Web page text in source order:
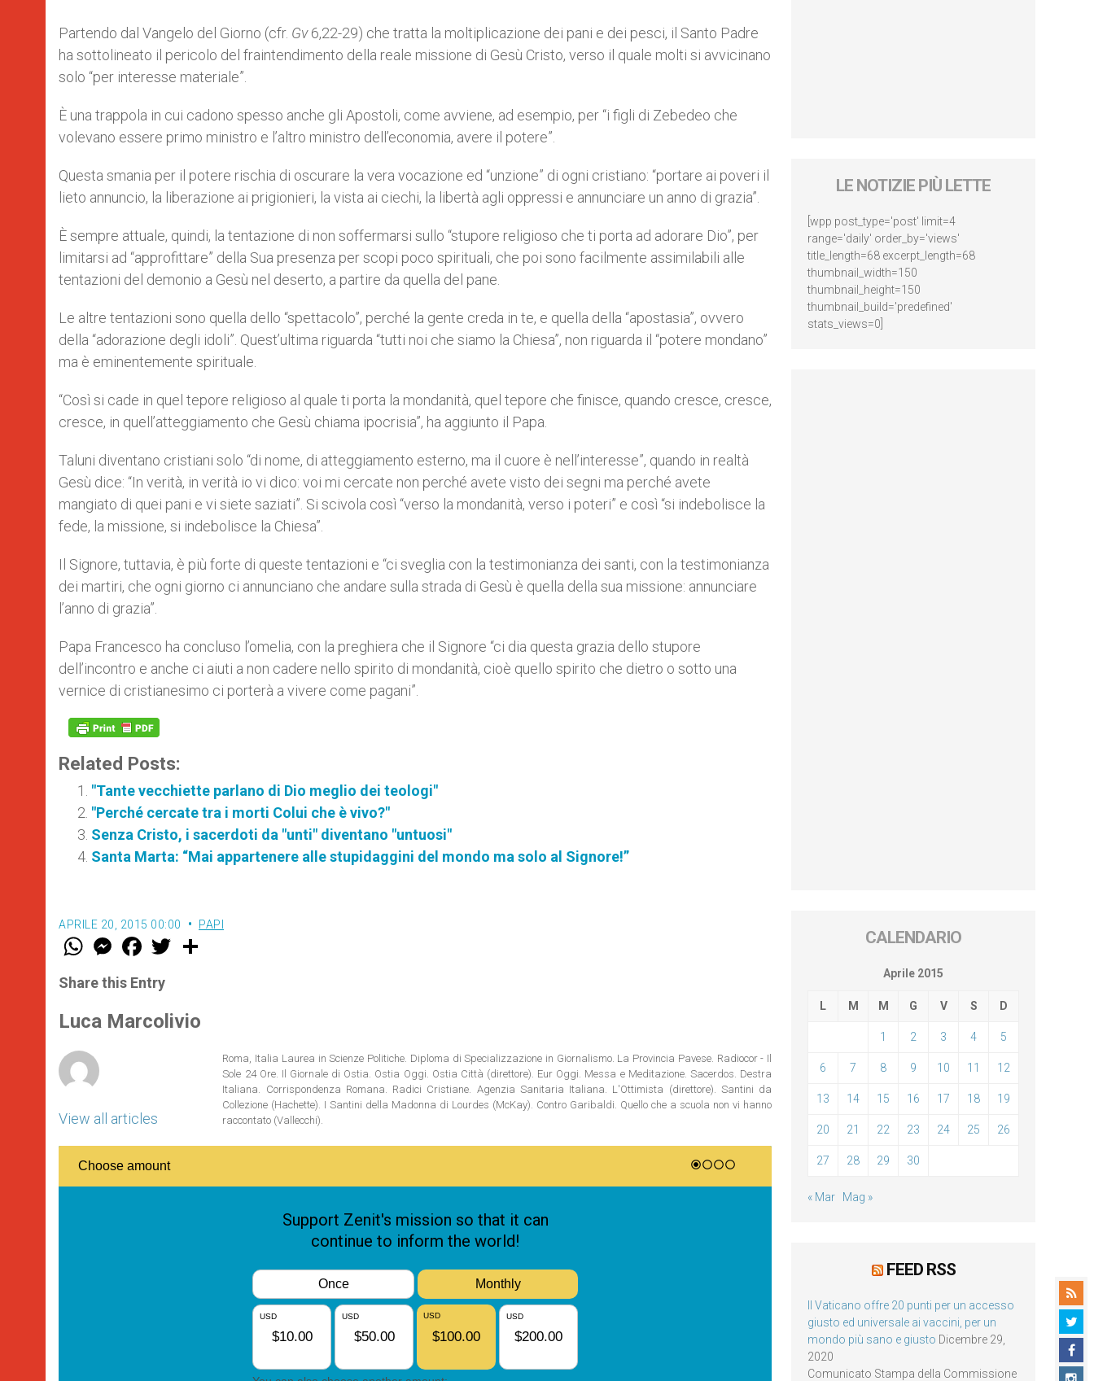
Partendo dal Vangelo del Giorno (cfr. Gv6,22-29) che tratta la moltiplicazione dei pani e dei pesci, il Santo Padre
ha sottolineato il pericolo del fraintendimento della reale missione di Gesù Cristo, verso il quale molti si avvicinano
solo “per interesse materiale”.
È una trappola in cui cadono spesso anche gli Apostoli, come avviene, ad esempio, per “i figli di Zebedeo che
volevano essere primo ministro e l’altro ministro dell’economia, avere il potere”.
Questa smania per il potere rischia di oscurare la vera vocazione ed “unzione” di ogni cristiano: “portare ai poveri il
lieto annuncio, la liberazione ai prigionieri, la vista ai ciechi, la libertà agli oppressi e annunciare un anno di grazia”.
È sempre attuale, quindi, la tentazione di non soffermarsi sullo “stupore religioso che ti porta ad adorare Dio”, per
limitarsi ad “approfittare” della Sua presenza per scopi poco spirituali, che poi sono facilmente assimilabili alle
tentazioni del demonio a Gesù nel deserto, a partire da quella del pane.
Le altre tentazioni sono quella dello “spettacolo”, perché la gente creda in te, e quella della “apostasia”, ovvero
della “adorazione degli idoli”. Quest’ultima riguarda “tutti noi che siamo la Chiesa”, non riguarda il “potere mondano”
ma è eminentemente spirituale.
“Così si cade in quel tepore religioso al quale ti porta la mondanità, quel tepore che finisce, quando cresce, cresce,
cresce, in quell’atteggiamento che Gesù chiama ipocrisia”, ha aggiunto il Papa.
Taluni diventano cristiani solo “di nome, di atteggiamento esterno, ma il cuore è nell’interesse”, quando in realtà
Gesù dice: “In verità, in verità io vi dico: voi mi cercate non perché avete visto dei segni ma perché avete
mangiato di quei pani e vi siete saziati”. Si scivola così “verso la mondanità, verso i poteri” e così “si indebolisce la
fede, la missione, si indebolisce la Chiesa”.
Il Signore, tuttavia, è più forte di queste tentazioni e “ci sveglia con la testimonianza dei santi, con la testimonianza
dei martiri, che ogni giorno ci annunciano che andare sulla strada di Gesù è quella della sua missione: annunciare
l’anno di grazia”.
Papa Francesco ha concluso l’omelia, con la preghiera che il Signore “ci dia questa grazia dello stupore
dell’incontro e anche ci aiuti a non cadere nello spirito di mondanità, cioè quello spirito che dietro o sotto una
vernice di cristianesimo ci porterà a vivere come pagani”.
Related Posts:
"Tante vecchiette parlano di Dio meglio dei teologi"
"Perché cercate tra i morti Colui che è vivo?"
Senza Cristo, i sacerdoti da "unti" diventano "untuosi"
Santa Marta: “Mai appartenere alle stupidaggini del mondo ma solo al Signore!”
APRILE 20, 2015 00:00 PAPI
W
t
s
p
p
M
e
s
e
g
e
F
a
e
b
o
k
w
r
Share this Entry
Luca Marcolivio
View all articles
Roma, Italia Laurea in Scienze Politiche. Diploma di Specializzazione in Giornalismo. La Provincia Pavese. Radiocor - Il
Sole 24 Ore. Il Giornale di Ostia. Ostia Oggi. Ostia Città (direttore). Eur Oggi. Messa e Meditazione. Sacerdos. Destra
Italiana. Corrispondenza Romana. Radici Cristiane. Agenzia Sanitaria Italiana. L'Ottimista (direttore). Santini da
Collezione (Hachette). I Santini della Madonna di Lourdes (McKay). Contro Garibaldi. Quello che a scuola non vi hanno
raccontato (Vallecchi).
LE NOTIZIE PIÙ LETTE
[wpp post_type='post' limit=4
range='daily' order_by='views'
title_length=68 excerpt_length=68
thumbnail_width=150
thumbnail_height=150
thumbnail_build='predefined'
stats_views=0]
CALENDARIO
Aprile 2015
L M M G V S D
1 2 3 4 5
6 7 8 9 10 11 12
13 14 15 16 17 18 19
20 21 22 23 24 25 26
27 28 29 30
« Mar Mag »
FEED RSS
Il Vaticano offre 20 punti per un accesso
giusto ed universale ai vaccini, per un
mondo più sano e giusto Dicembre 29,
2020
Comunicato Stampa della Commissione